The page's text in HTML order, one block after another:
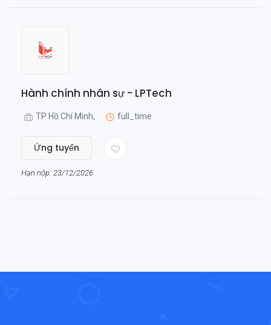
Hành chính nhân sự - LPTech
TP Hồ Chí Minh, full_time
Ứng tuyển
Hạn nộp: 23/12/2026